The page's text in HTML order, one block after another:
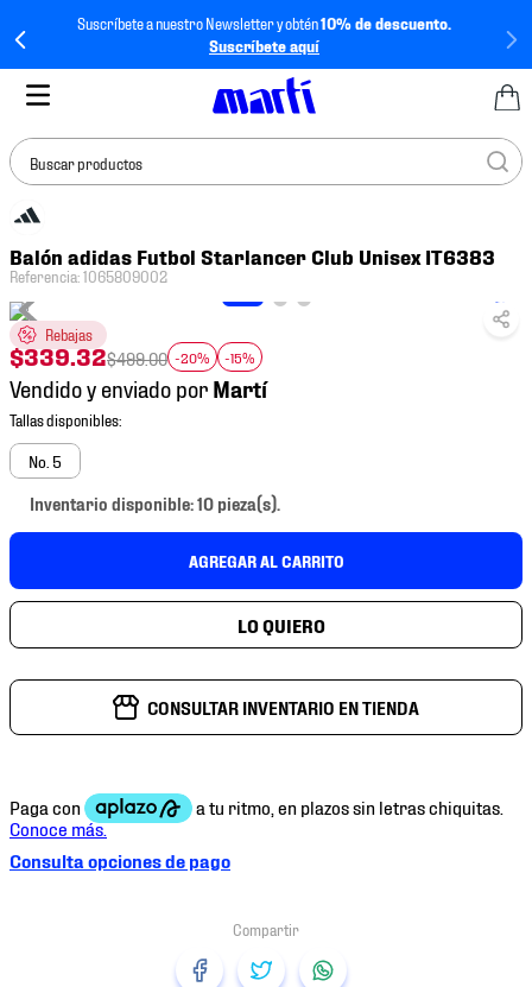
Suscríbete a nuestro Newsletter y obtén10% de descuento.
Suscríbete aquí
Buscar productos
Balón adidas Futbol Starlancer Club Unisex IT6383
Referencia:1065809002
Rebajas
$339.32$499.00 -20% -15%
Vendido y enviado por
No. 5
Inventario disponible: 10 pieza(s).
AGREGAR AL CARRITO
CONSULTAR INVENTARIO EN TIENDA
Consulta opciones de pago
BUSCADOS
2.
tenis hombre
tenis
4.
tenis futbol
5.
mochila
6.
jersey
8.
chivas